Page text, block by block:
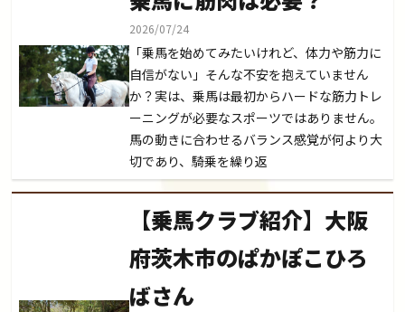
2026/07/24
「乗馬を始めてみたいけれど、体力や筋力に
自信がない」そんな不安を抱えていません
か？実は、乗馬は最初からハードな筋力トレ
ーニングが必要なスポーツではありません。
馬の動きに合わせるバランス感覚が何より大
切であり、騎乗を繰り返
【乗馬クラブ紹介】大阪
府茨木市のぱかぽこひろ
ばさん